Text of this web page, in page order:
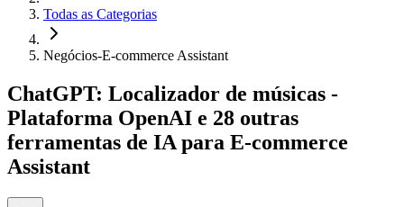
Todas as Categorias
Negócios-E-commerce Assistant
ChatGPT: Localizador de músicas -
Plataforma OpenAI e 28 outras
ferramentas de IA para E-commerce
Assistant